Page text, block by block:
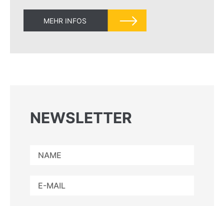
MEHR INFOS
NEWSLETTER